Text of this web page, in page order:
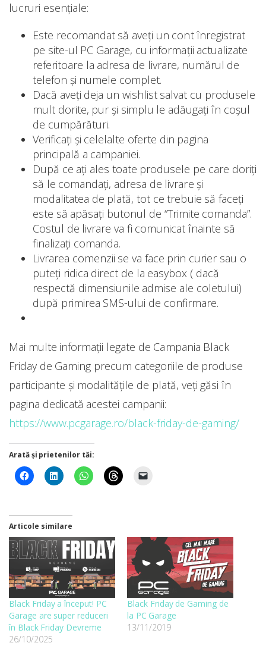
lucruri esenţiale:
Este recomandat să aveți un cont înregistrat
pe site-ul PC Garage, cu informații actualizate
referitoare la adresa de livrare, numărul de
telefon și numele complet.
Dacă aveți deja un wishlist salvat cu produsele
mult dorite, pur și simplu le adăugați în coșul
de cumpărături.
Verificați și celelalte oferte din pagina
principală a campaniei.
După ce ați ales toate produsele pe care doriți
să le comandați, adresa de livrare și
modalitatea de plată, tot ce trebuie să faceți
este să apăsați butonul de “Trimite comanda”.
Costul de livrare va fi comunicat înainte să
finalizați comanda.
Livrarea comenzii se va face prin curier sau o
puteți ridica direct de la easybox ( dacă
respectă dimensiunile admise ale coletului)
după primirea SMS-ului de confirmare.
Mai multe informații legate de Campania Black
Friday de Gaming precum categoriile de produse
participante și modalitățile de plată, veți găsi în
pagina dedicată acestei campanii:
https://www.pcgarage.ro/black-friday-de-gaming/
Arată și prietenilor tăi:
Articole similare
Black Friday a început! PC
Garage are super reduceri
în Black Friday Devreme
26/10/2025
Black Friday de Gaming de
la PC Garage
13/11/2019